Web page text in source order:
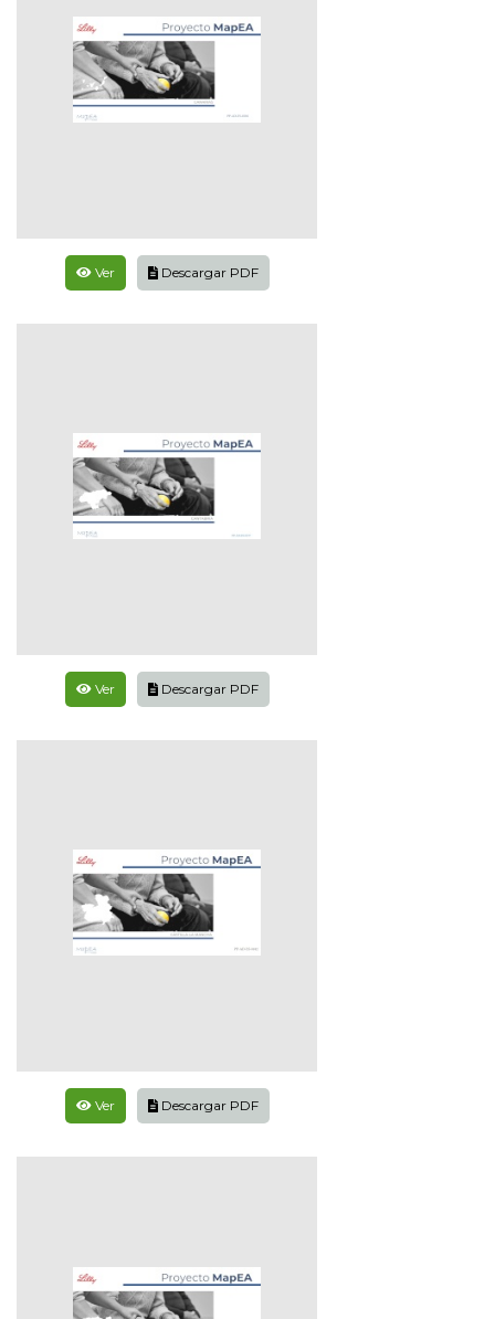
Ver Descargar PDF
Ver Descargar PDF
Ver Descargar PDF